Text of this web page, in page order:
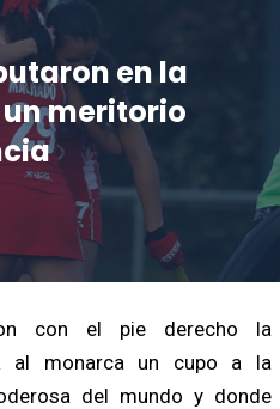
en la
meritorio
con el pie derecho la
al monarca un cupo a la
del mundo y donde